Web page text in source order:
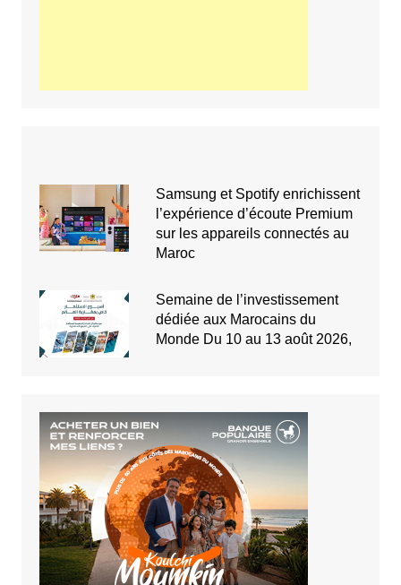
Samsung et Spotify enrichissent
l’expérience d’écoute Premium
sur les appareils connectés au
Maroc
Semaine de l’investissement
dédiée aux Marocains du
Monde Du 10 au 13 août 2026,